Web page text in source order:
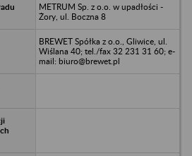
METRUM Sp. z o.o. w upadłości -
Żory, ul. Boczna 8
BREWET Spółka z o.o., Gliwice, ul.
Wiślana 40; tel./fax 32 231 31 60; e-
mail: biuro@brewet.pl